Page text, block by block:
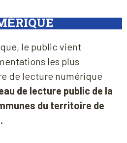
le public vient
les plus
de lecture numérique
de lecture public de la
du territoire de